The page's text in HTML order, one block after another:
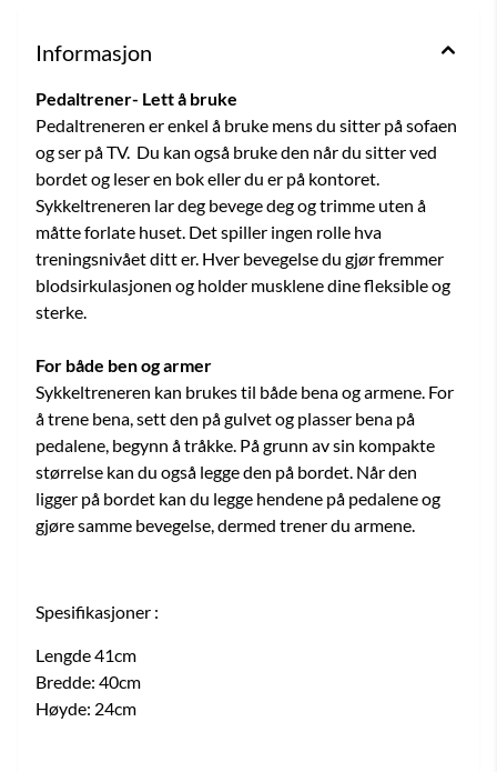
Informasjon
Pedaltrener- Lett å bruke
Pedaltreneren er enkel å bruke mens du sitter på sofaen
og ser på TV. Du kan også bruke den når du sitter ved
bordet og leser en bok eller du er på kontoret.
Sykkeltreneren lar deg bevege deg og trimme uten å
måtte forlate huset. Det spiller ingen rolle hva
treningsnivået ditt er. Hver bevegelse du gjør fremmer
blodsirkulasjonen og holder musklene dine fleksible og
sterke.
For både ben og armer
Sykkeltreneren kan brukes til både bena og armene. For
å trene bena, sett den på gulvet og plasser bena på
pedalene, begynn å tråkke. På grunn av sin kompakte
størrelse kan du også legge den på bordet. Når den
ligger på bordet kan du legge hendene på pedalene og
gjøre samme bevegelse, dermed trener du armene.
Spesifikasjoner :
Lengde 41cm
Bredde: 40cm
Høyde: 24cm